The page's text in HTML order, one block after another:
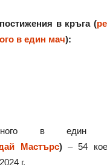
в кръга (
в един мач):
много в
Мастърс)– 54
г.